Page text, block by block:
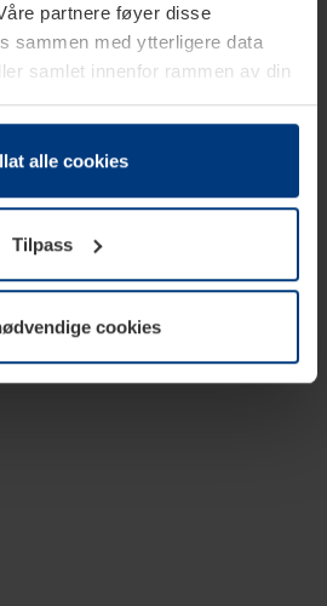
partnere føyer disse
sammen med ytterligere data
samlet innenfor rammen av din
informasjonskapsler på din
er absolutt nødvendig for drift av
kan når som helst endre eller
i forklaringen av
sidenPersonvernerklæringpå
alle cookies
Tilpass
cookies